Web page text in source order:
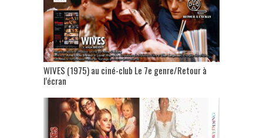
WIVES (1975) au ciné-club Le 7e genre/Retour à
l’écran